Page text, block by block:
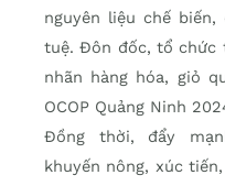
nguyên liệu chế
tuệ. Đôn đốc, tổ chức
nhãn hàng hóa, giỏ
OCOP Quảng Ninh
Đồng thời, đẩy
khuyến nông, xúc